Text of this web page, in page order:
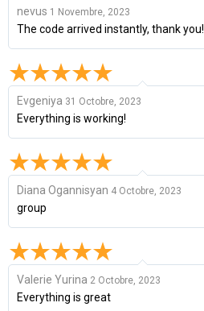
nevus 1 Novembre, 2023
The code arrived instantly, thank you!
Evgeniya 31 Octobre, 2023
Everything is working!
Diana Ogannisyan 4 Octobre, 2023
group
Valerie Yurina 2 Octobre, 2023
Everything is great